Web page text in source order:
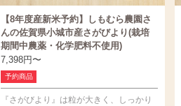
【8年度産新米予約】しもむら農園さ
んの佐賀県小城市産さがびより(栽培
期間中農薬・化学肥料不使用)
7,398円 〜
予約商品
『さがびより』は粒が大きく、しっかり